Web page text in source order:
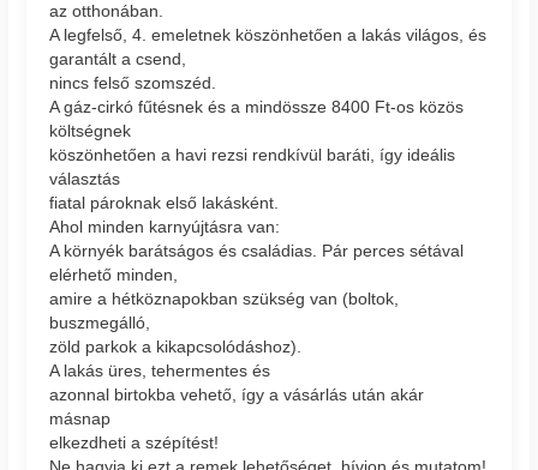
az otthonában.
A legfelső, 4. emeletnek köszönhetően a lakás világos, és
garantált a csend,
nincs felső szomszéd.
A gáz-cirkó fűtésnek és a mindössze 8400 Ft-os közös
költségnek
köszönhetően a havi rezsi rendkívül baráti, így ideális
választás
fiatal pároknak első lakásként.
Ahol minden karnyújtásra van:
A környék barátságos és családias. Pár perces sétával
elérhető minden,
amire a hétköznapokban szükség van (boltok,
buszmegálló,
zöld parkok a kikapcsolódáshoz).
A lakás üres, tehermentes és
azonnal birtokba vehető, így a vásárlás után akár
másnap
elkezdheti a szépítést!